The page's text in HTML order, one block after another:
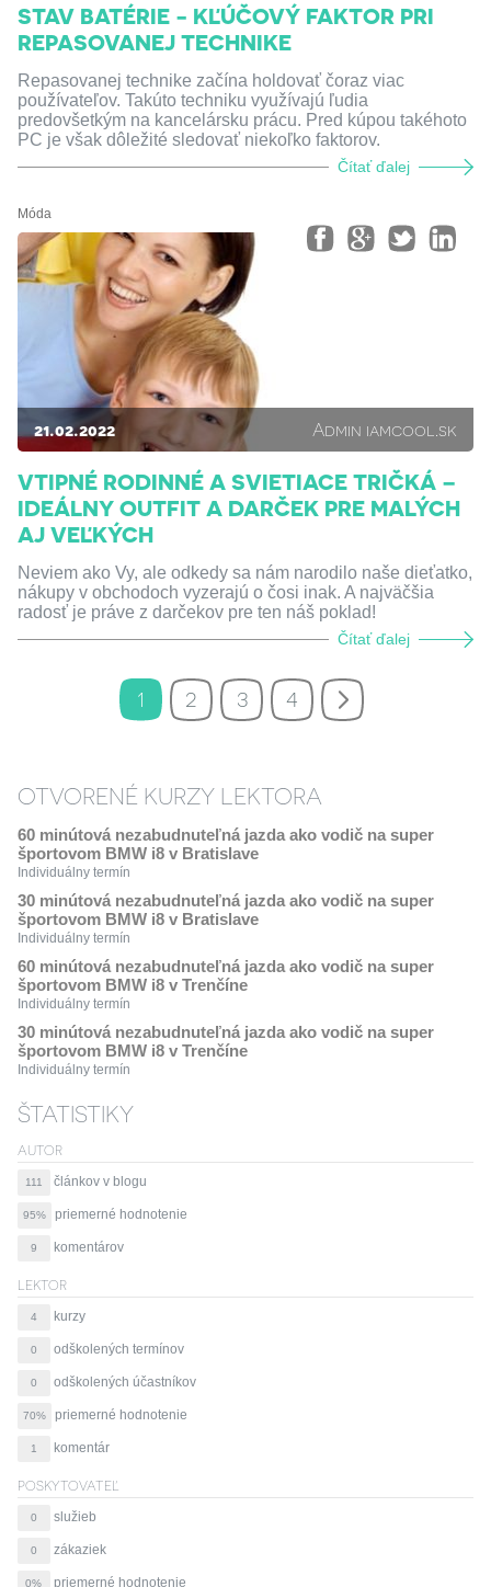
STAV BATÉRIE - KĽÚČOVÝ FAKTOR PRI
REPASOVANEJ TECHNIKE
Repasovanej technike začína holdovať čoraz viac
používateľov. Takúto techniku využívajú ľudia
predovšetkým na kancelársku prácu. Pred kúpou takéhoto
PC je však dôležité sledovať niekoľko faktorov.
Čítať ďalej
Móda
21.02.2022 Admin iamcool.sk
VTIPNÉ RODINNÉ A SVIETIACE TRIČKÁ –
IDEÁLNY OUTFIT A DARČEK PRE MALÝCH
AJ VEĽKÝCH
Neviem ako Vy, ale odkedy sa nám narodilo naše dieťatko,
nákupy v obchodoch vyzerajú o čosi inak. A najväčšia
radosť je práve z darčekov pre ten náš poklad!
Čítať ďalej
1 2 3 4
OTVORENÉ KURZY LEKTORA
60 minútová nezabudnuteľná jazda ako vodič na super
športovom BMW i8 v Bratislave
Individuálny termín
30 minútová nezabudnuteľná jazda ako vodič na super
športovom BMW i8 v Bratislave
Individuálny termín
60 minútová nezabudnuteľná jazda ako vodič na super
športovom BMW i8 v Trenčíne
Individuálny termín
30 minútová nezabudnuteľná jazda ako vodič na super
športovom BMW i8 v Trenčíne
Individuálny termín
ŠTATISTIKY
AUTOR
111 článkov v blogu
95% priemerné hodnotenie
9 komentárov
LEKTOR
4 kurzy
0 odškolených termínov
0 odškolených účastníkov
70% priemerné hodnotenie
1 komentár
POSKYTOVATEĽ
0 služieb
0 zákaziek
0% priemerné hodnotenie